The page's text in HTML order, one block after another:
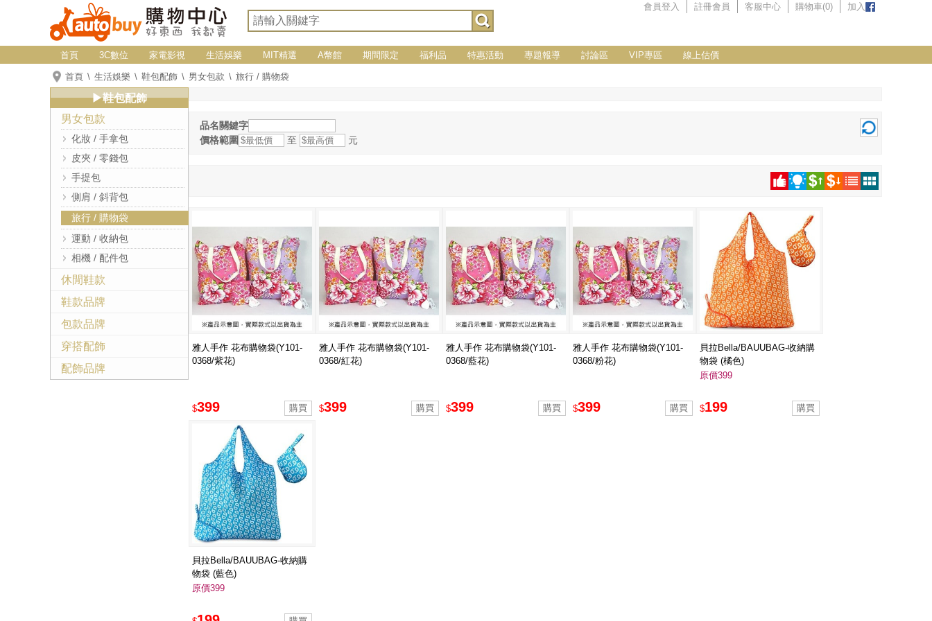
會員登入 註冊會員 客服中心 購物車(0) 加入
首頁 3C數位 家電影視 生活娛樂 MIT精選 A幣館 期間限定 福利品 特惠活動 專題報導 討論區 VIP專區 線上估價
首頁 生活娛樂 鞋包配飾 男女包款 旅行 / 購物袋
品名關鍵字
價格範圍
至 元
雅人手作 花布購物袋(Y101-
0368/紫花)
$399
雅人手作 花布購物袋(Y101-
0368/紅花)
$399
雅人手作 花布購物袋(Y101-
0368/藍花)
$399
雅人手作 花布購物袋(Y101-
0368/粉花)
$399
貝拉Bella/BAUUBAG-收納購
物袋 (橘色)
原價399
$199
貝拉Bella/BAUUBAG-收納購
物袋 (藍色)
原價399
▶鞋包配飾
男女包款
化妝 / 手拿包
皮夾 / 零錢包
手提包
側肩 / 斜背包
旅行 / 購物袋
運動 / 收納包
相機 / 配件包
休閒鞋款
鞋款品牌
包款品牌
穿搭配飾
配飾品牌